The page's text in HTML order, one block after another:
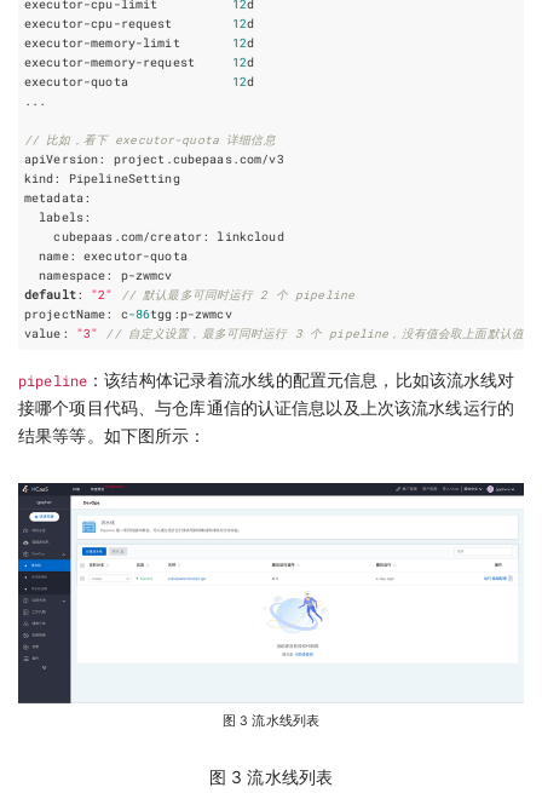
executor-cpu-limit 12d
executor-cpu-request 12d
executor-memory-limit 12d
executor-memory-request 12d
executor-quota 12d
...
// 比如，看下 executor-quota 详细信息
apiVersion: project .cubepaas.com/v3
kind:
PipelineSetting
metadata:
labels:
cubepaas .com/creator :
linkcloud
name: executor-quota
namespace: p-zwmcv
default: "2"
// 默认最多可同时运行 2 个 pipeline
projectName: c-86tgg :p-zwmcv
value : "3" // 自定义设置，最多可同时运行 3 个 pipeline，没有值会取上面默认值
pipeline ：该结构体记录着流水线的配置元信息，比如该流水线对
接哪个项目代码、与仓库通信的认证信息以及上次该流水线运行的
结果等等。如下图所示：
图 3 流水线列表
图 3 流水线列表